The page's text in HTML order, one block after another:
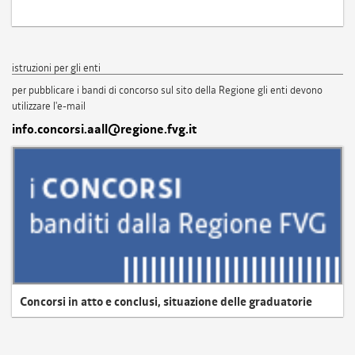
istruzioni per gli enti
per pubblicare i bandi di concorso sul sito della Regione gli enti devono
utilizzare l'e-mail
info.concorsi.aall@regione.fvg.it
Concorsi in atto e conclusi, situazione delle graduatorie